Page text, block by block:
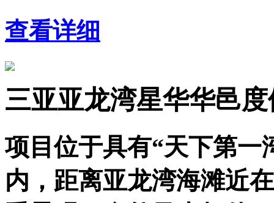
查看详细
三亚亚龙湾星华华邑
项目位于具有“天下第一
内，距离亚龙湾海滩近